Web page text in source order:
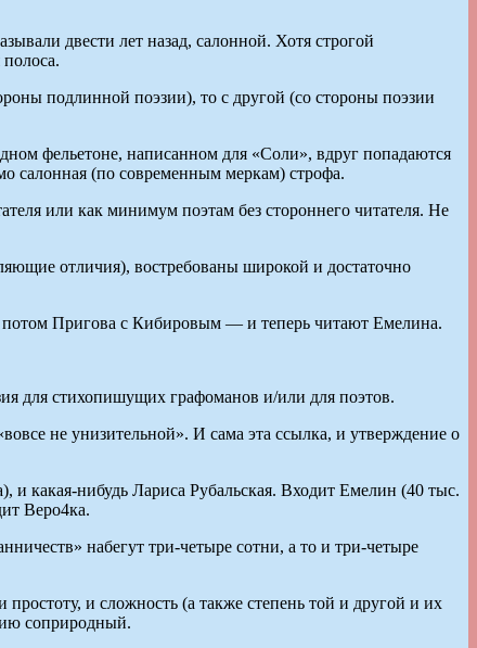
двести лет назад, салонной. Хотя строгой
подлинной поэзии), то с другой (со стороны поэзии
фельетоне, написанном для «Соли», вдруг попадаются
салонная (по современным меркам) строфа.
или как минимум поэтам без стороннего читателя. Не
отличия), востребованы широкой и достаточно
Пригова с Кибировым — и теперь читают Емелина.
для стихопишущих графоманов и/или для поэтов.
не унизительной». И сама эта ссылка, и утверждение о
какая-нибудь Лариса Рубальская. Входит Емелин (40 тыс.
Веро4ка.
набегут три-четыре сотни, а то и три-четыре
и сложность (а также степень той и другой и их
соприродный.